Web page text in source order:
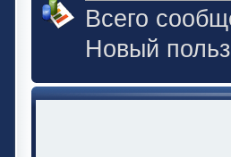
Всего
Новый